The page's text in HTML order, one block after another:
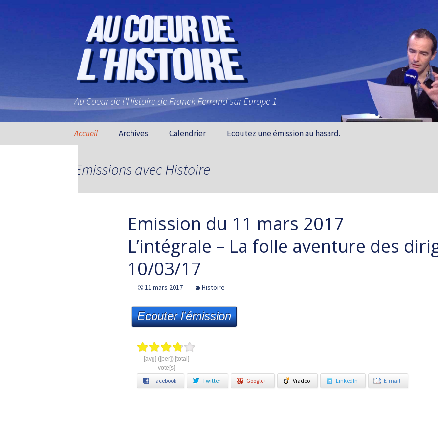
Au Coeur de l'Histoire de Franck Ferrand sur Europe 1
Aller au contenu principal
Accueil Archives Calendrier Ecoutez une émission au hasard.
Emissions avec Histoire
Emission du 11 mars 2017
L’intégrale – La folle aventure des
10/03/17
11 mars 2017 Histoire
Ecouter l'émission
[avg] ([per]) [total]
vote[s]
Facebook Twitter Google+ Viadeo LinkedIn E-mail